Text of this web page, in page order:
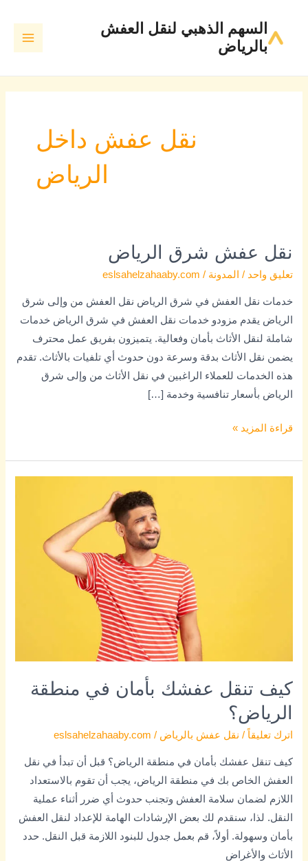
المحتوى
السهم الذهبي لنقل العفش
بالرياض
نقل عفش داخل
الرياض
نقل عفش شرق الرياض
تعليق واحد / المدونة /
eslsahelzahaaby.com
خدمات نقل العفش في شرق الرياض نقل العفش من وإلى شرق
الرياض يقدم مزودو خدمات نقل العفش في شرق الرياض خدمات
شاملة لنقل الأثاث بأمان وفعالية. يتميزون بفريق عمل محترف
يضمن نقل الأثاث بدقة وسرعة دون حدوث أي تلفيات بالأثاث. تقدم
هذه الخدمات للعملاء الراغبين في نقل الأثاث من وإلى شرق
الرياض بأسعار تنافسية وخدمة […]
نقل
الرياض
قراءة المزيد »
كيف تنقل عفشك بأمان في منطقة
الرياض؟
اترك تعليقاً / نقل عفش بالرياض /
eslsahelzahaaby.com
كيف تنقل عفشك بأمان في منطقة الرياض؟ قبل أن تبدأ في نقل
العفش الخاص بك في منطقة الرياض، يجب أن تقوم بالاستعداد
اللازم لضمان سلامة العفش وتجنب حدوث أي ضرر أثناء عملية
النقل. لذا، سنقدم لك بعض الإرشادات الهامة للإعداد لنقل العفش
بأمان وسهولة. أولاً، قم بعمل جدول للبنود اللازمة قبل النقل. حدد
الأثاث والأغراض